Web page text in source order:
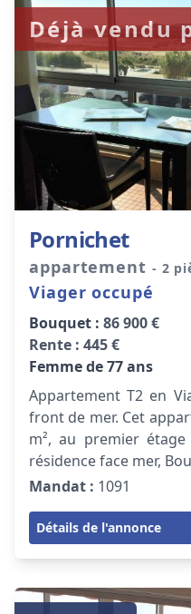
Déjà vendu
Pornichet
appartement - 2
Viager occupé
Bouquet : 86 900 €
Rente : 445 €
Femme de 77 ans
Appartement T2 en
front de mer. Cet
m², au premier
résidence face mer,
Mandat : 1091
Détails de l'annonce